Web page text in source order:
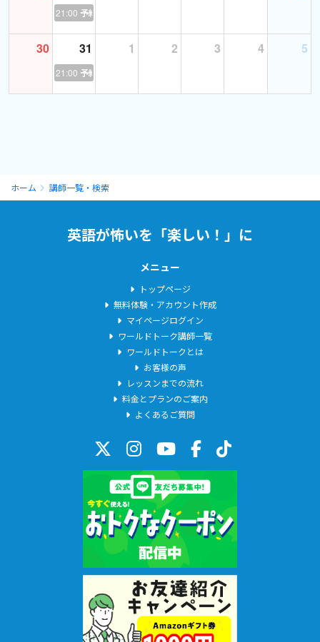
21:00 予約あり
30 31
21:00 予約あり
1 2 3 4 5
ホーム 講師一覧・検索
英語が怖いを「楽しい！」に
メニュー
トップページ
無料体験・アカウント作成
マイページログイン
ワールドトーク講師一覧
ワールドトークとは
お客様の声
レッスンまでの流れ
料金とプランのご案内
よくあるご質問